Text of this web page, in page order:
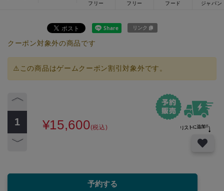
フリー
フリー
フード
ジャパン
リンク
クーポン対象外の商品です
⚠️この商品はゲームクーポン割引対象外です。
¥15,600(税込)
予約する